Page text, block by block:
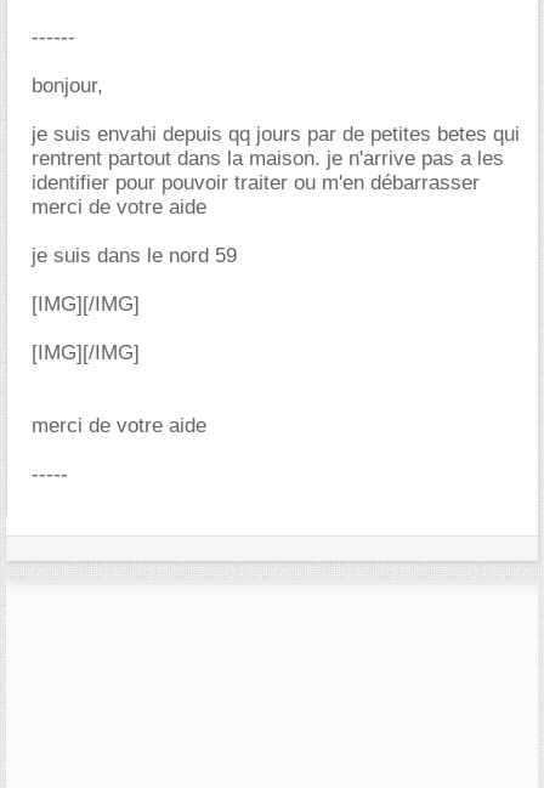
------
bonjour,
je suis envahi depuis qq jours par de petites betes qui
rentrent partout dans la maison. je n'arrive pas a les
identifier pour pouvoir traiter ou m'en débarrasser
merci de votre aide
je suis dans le nord 59
[IMG][/IMG]
[IMG][/IMG]
merci de votre aide
-----